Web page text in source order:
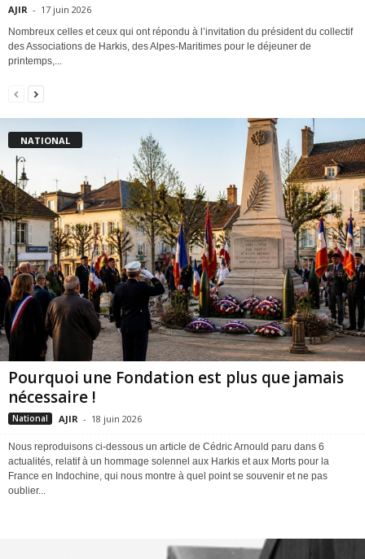
AJIR - 17 juin 2026
Nombreux celles et ceux qui ont répondu à l’invitation du président du collectif
des Associations de Harkis, des Alpes-Maritimes pour le déjeuner de
printemps,...
NATIONAL
Pourquoi une Fondation est plus que jamais
nécessaire !
National AJIR - 18 juin 2026
Nous reproduisons ci-dessous un article de Cédric Arnould paru dans 6
actualités, relatif à un hommage solennel aux Harkis et aux Morts pour la
France en Indochine, qui nous montre à quel point se souvenir et ne pas
oublier...